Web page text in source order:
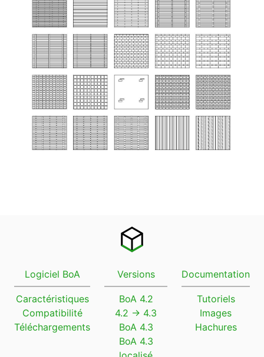
Logiciel BoA
Caractéristiques
Compatibilité
Téléchargements
Versions
BoA 4.2
4.2 → 4.3
BoA 4.3
BoA 4.3
Documentation
Tutoriels
Images
Hachures